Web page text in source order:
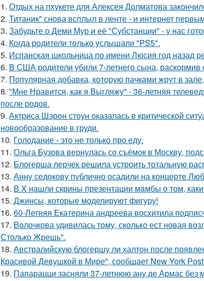
1. Отдых на пхукете для Алексея Долматова
2. Титаник" снова всплыл в ленте - и интернет
3. Забудьте о Деми Мур и её "Субстанции" - у нас
4. Когда родители только услышали "PS5".
5. Испанская школьница по имени Люсия год назад
6. В США родители убили 7-летнего сына, раскормив
7. Популярная добавка, которую пачками жрут в
8. "Мне Нравится, как я Выгляжу" - 36-летняя
после родов.
9. Актриса Шэрон стоун оказалась в критической
новообразование в груди.
10. Голодание - это не только про еду.
11. Ольга Бузова вернулась со съёмок в Москву,
12. Блогерша лерчек решила устроить тотальную
13. Анну седокову публично осадили на концерте
14. В X нашли скрины презентации мaмбы о том,
15. Джинсы, которые моделируют фигуру!
16. 60-Летняя Екатерина андреева восхитила
17. Волочкова удивилась тому, сколько ест новая
Столько Жрешь".
18. Австралийскую блогершу ли халтон после
Красивой Девушкой в Мире", сообщает New York
19. Папарацци засняли 37-летнюю ану де Армас без